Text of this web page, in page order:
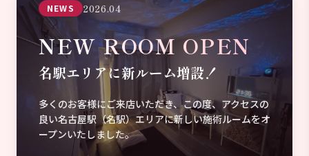
NEWS 2026.04
NEW ROOM OPEN
名駅エリアに新ルーム増設！
多くのお客様にご来店いただき、この度、アクセスの
良い名古屋駅（名駅）エリアに新しい施術ルームをオ
ープンいたしました。